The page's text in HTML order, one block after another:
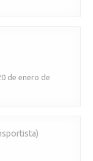
de enero de